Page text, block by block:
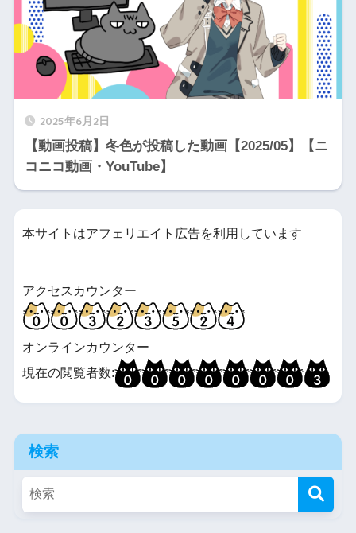
2025年6月2日
【動画投稿】冬色が投稿した動画【2025/05】【ニ
コニコ動画・YouTube】
本サイトはアフェリエイト広告を利用しています
アクセスカウンター
オンラインカウンター
現在の閲覧者数:
検索